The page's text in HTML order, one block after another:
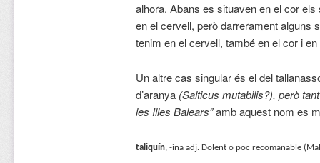
alhora. Abans es situaven en el cor
en el cervell, però darrerament alguns
tenim en el cervell, també en el cor i
Un altre cas singular és el del
d’aranya (Salticus mutabilis?), però
les Illes Balears”amb aquest nom es
taliquín, -ina adj. Dolent o poc recomanable